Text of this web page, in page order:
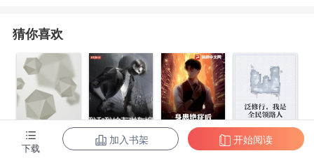
猜你喜欢
都市第一至尊 我和我的古代
身患绝症后，
泛修行，我是
下载
加入书架 开始阅读